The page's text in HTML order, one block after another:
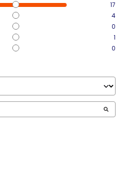
17
4
0
1
0